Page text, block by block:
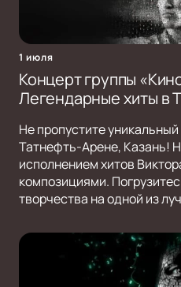
1 июля
Концерт группы
Легендарные хиты в
Не пропустите
Татнефть-Арене, Казань!
исполнением хитов
композициями.
творчества на одной из